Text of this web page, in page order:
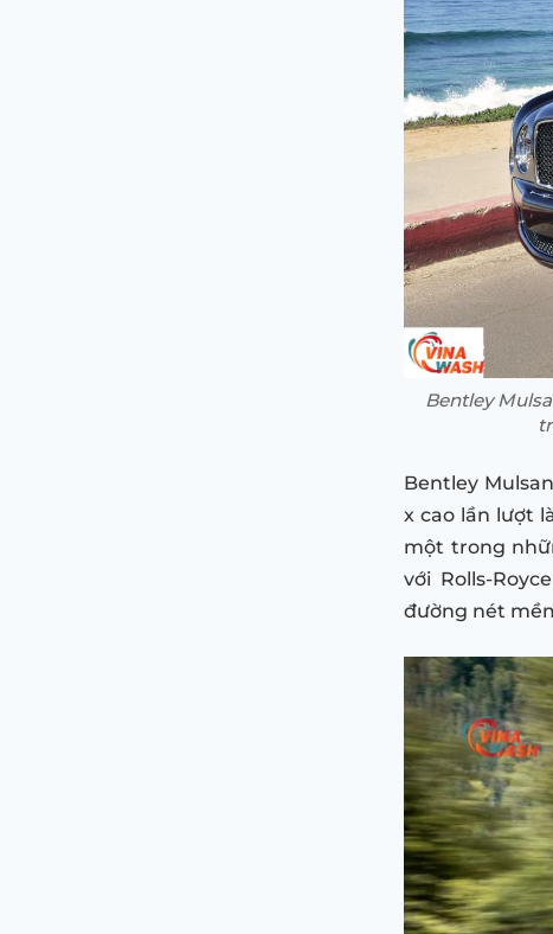
Bentley
Bentley
x cao lần lượt
một trong
với Rolls-
đường nét